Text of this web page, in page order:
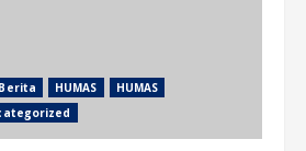
Berita HUMAS
HUMAS